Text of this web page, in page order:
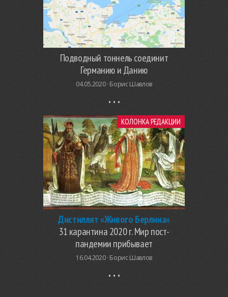
Подводный тоннель соединит
Германию и Данию
04.05.2020 · Борис Шавлов
КОЛОНКА РЕДАКЦИИ
Дистиллят «Живого Берлина»
31 карантина 2020 г. Мир пост-
пандемии прибывает
16.04.2020 · Борис Шавлов